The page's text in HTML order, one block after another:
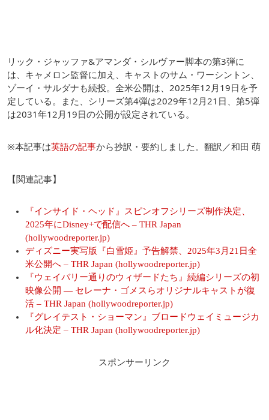
リック・ジャッファ&アマンダ・シルヴァー脚本の第3弾に
は、キャメロン監督に加え、キャストのサム・ワーシントン、
ゾーイ・サルダナも続投。全米公開は、2025年12月19日を予
定している。また、シリーズ第4弾は2029年12月21日、第5弾
は2031年12月19日の公開が設定されている。
※本記事は英語の記事から抄訳・要約しました。翻訳／和田 萌
【関連記事】
『インサイド・ヘッド』スピンオフシリーズ制作決定、
2025年にDisney+で配信へ – THR Japan
(hollywoodreporter.jp)
ディズニー実写版『白雪姫』予告解禁、2025年3月21日全
米公開へ – THR Japan (hollywoodreporter.jp)
『ウェイバリー通りのウィザードたち』続編シリーズの初
映像公開 ― セレーナ・ゴメスらオリジナルキャストが復
活 – THR Japan (hollywoodreporter.jp)
『グレイテスト・ショーマン』ブロードウェイミュージカ
ル化決定 – THR Japan (hollywoodreporter.jp)
スポンサーリンク